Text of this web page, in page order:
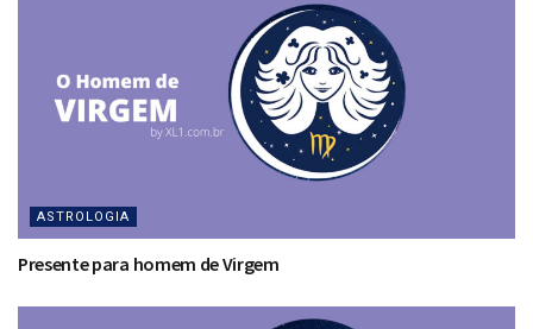
ASTROLOGIA
Presente para homem de Virgem